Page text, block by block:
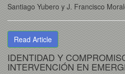
Santiago Yubero y J. Francisco
Read Article
IDENTIDAD Y
INTERVENCIÓN EN